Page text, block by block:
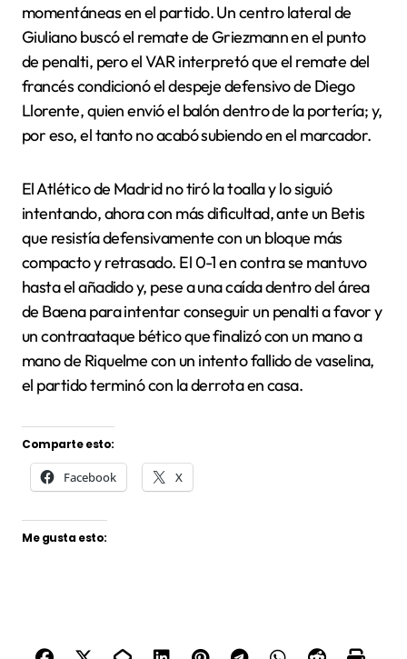
momentáneas en el partido. Un centro lateral de
Giuliano buscó el remate de Griezmann en el punto
de penalti, pero el VAR interpretó que el remate del
francés condicionó el despeje defensivo de Diego
Llorente, quien envió el balón dentro de la portería; y,
por eso, el tanto no acabó subiendo en el marcador.
El Atlético de Madrid no tiró la toalla y lo siguió
intentando, ahora con más dificultad, ante un Betis
que resistía defensivamente con un bloque más
compacto y retrasado. El 0-1 en contra se mantuvo
hasta el añadido y, pese a una caída dentro del área
de Baena para intentar conseguir un penalti a favor y
un contraataque bético que finalizó con un mano a
mano de Riquelme con un intento fallido de vaselina,
el partido terminó con la derrota en casa.
Comparte esto:
Facebook X
Me gusta esto: